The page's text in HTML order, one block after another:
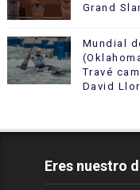
Grand
Mundial
Travé
David
Eres nuestro